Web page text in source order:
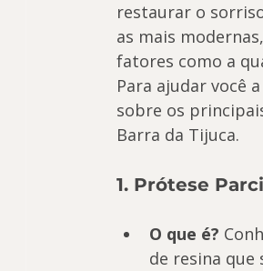
restaurar o
as mais
fatores como a
Para ajudar você
sobre os
Barra da Tijuca.
1. Prótese
O que é?
de resina que